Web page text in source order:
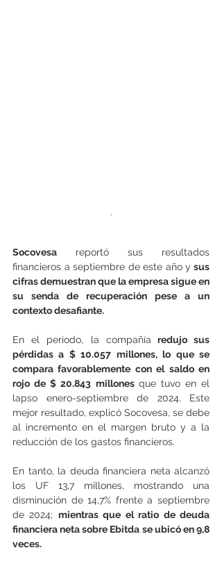
.
Socovesa reportó sus resultados
financieros a septiembre de este año y sus
cifras demuestran que la empresa sigue en
su senda de recuperación pese a un
contexto desafiante.
En el periodo, la compañía redujo sus
pérdidas a $ 10.057 millones, lo que se
compara favorablemente con el saldo en
rojo de $ 20.843 millones que tuvo en el
lapso enero-septiembre de 2024. Este
mejor resultado, explicó Socovesa, se debe
al incremento en el margen bruto y a la
reducción de los gastos financieros.
En tanto, la deuda financiera neta alcanzó
los UF 13,7 millones, mostrando una
disminución de 14,7% frente a septiembre
de 2024; mientras que el ratio de deuda
financiera neta sobre Ebitda se ubicó en 9,8
veces.